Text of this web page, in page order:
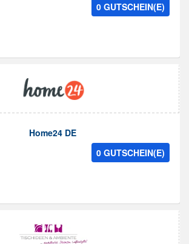
0 GUTSCHEIN(E)
Home24 DE
0 GUTSCHEIN(E)